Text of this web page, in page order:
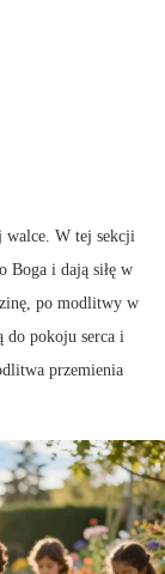
walce. W tej sekcji
Boga i dają siłę w
po modlitwy w
do pokoju serca i
przemienia